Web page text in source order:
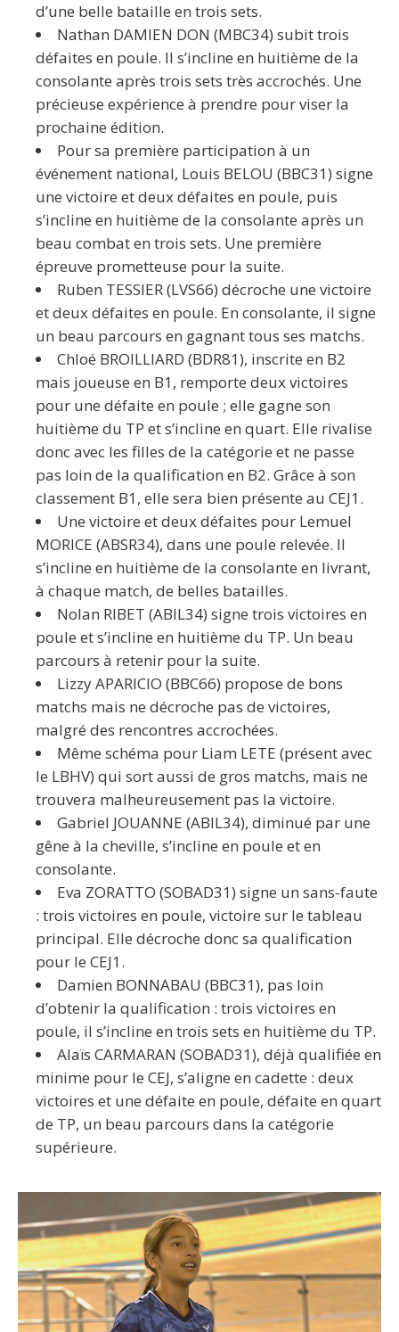
d’une belle bataille en trois sets.
Nathan DAMIEN DON (MBC34) subit trois
défaites en poule. Il s’incline en huitième de la
consolante après trois sets très accrochés. Une
précieuse expérience à prendre pour viser la
prochaine édition.
Pour sa première participation à un
événement national, Louis BELOU (BBC31) signe
une victoire et deux défaites en poule, puis
s’incline en huitième de la consolante après un
beau combat en trois sets. Une première
épreuve prometteuse pour la suite.
Ruben TESSIER (LVS66) décroche une victoire
et deux défaites en poule. En consolante, il signe
un beau parcours en gagnant tous ses matchs.
Chloé BROILLIARD (BDR81), inscrite en B2
mais joueuse en B1, remporte deux victoires
pour une défaite en poule ; elle gagne son
huitième du TP et s’incline en quart. Elle rivalise
donc avec les filles de la catégorie et ne passe
pas loin de la qualification en B2. Grâce à son
classement B1, elle sera bien présente au CEJ1.
Une victoire et deux défaites pour Lemuel
MORICE (ABSR34), dans une poule relevée. Il
s’incline en huitième de la consolante en livrant,
à chaque match, de belles batailles.
Nolan RIBET (ABIL34) signe trois victoires en
poule et s’incline en huitième du TP. Un beau
parcours à retenir pour la suite.
Lizzy APARICIO (BBC66) propose de bons
matchs mais ne décroche pas de victoires,
malgré des rencontres accrochées.
Même schéma pour Liam LETE (présent avec
le LBHV) qui sort aussi de gros matchs, mais ne
trouvera malheureusement pas la victoire.
Gabriel JOUANNE (ABIL34), diminué par une
gêne à la cheville, s’incline en poule et en
consolante.
Eva ZORATTO (SOBAD31) signe un sans-faute
: trois victoires en poule, victoire sur le tableau
principal. Elle décroche donc sa qualification
pour le CEJ1.
Damien BONNABAU (BBC31), pas loin
d’obtenir la qualification : trois victoires en
poule, il s’incline en trois sets en huitième du TP.
Alaïs CARMARAN (SOBAD31), déjà qualifiée en
minime pour le CEJ, s’aligne en cadette : deux
victoires et une défaite en poule, défaite en quart
de TP, un beau parcours dans la catégorie
supérieure.